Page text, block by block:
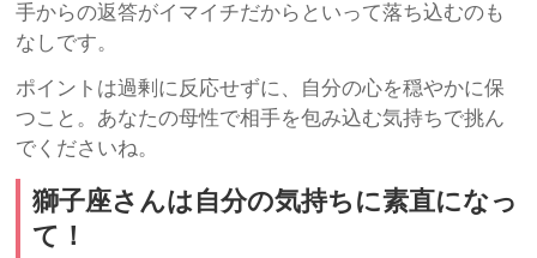
手からの返答がイマイチだからといって落ち込むのも
なしです。
ポイントは過剰に反応せずに、自分の心を穏やかに保
つこと。あなたの母性で相手を包み込む気持ちで挑ん
でくださいね。
獅子座さんは自分の気持ちに素直になっ
て！